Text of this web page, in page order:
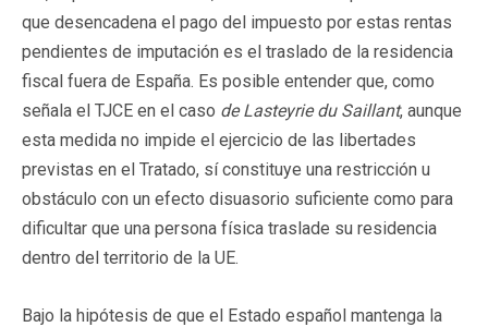
que desencadena el pago del impuesto por estas rentas
pendientes de imputación es el traslado de la residencia
fiscal fuera de España. Es posible entender que, como
señala el TJCE en el caso de Lasteyrie du Saillant, aunque
esta medida no impide el ejercicio de las libertades
previstas en el Tratado, sí constituye una restricción u
obstáculo con un efecto disuasorio suficiente como para
dificultar que una persona física traslade su residencia
dentro del territorio de la UE.
Bajo la hipótesis de que el Estado español mantenga la